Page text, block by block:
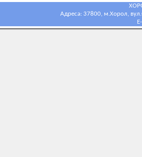
Адреса: 37800, м.Хорол,